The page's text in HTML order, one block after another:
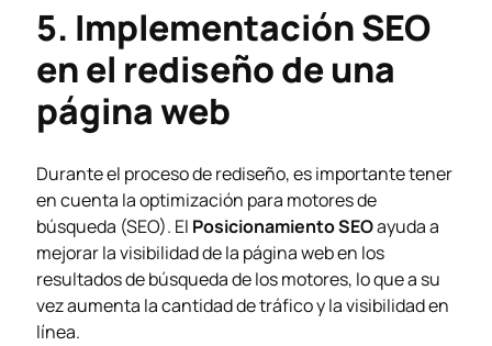
5. Implementación SEO
en el rediseño de una
página web
Durante el proceso de rediseño, es importante tener
en cuenta la optimización para motores de
búsqueda (SEO). El Posicionamiento SEOayuda a
mejorar la visibilidad de la página web en los
resultados de búsqueda de los motores, lo que a su
vez aumenta la cantidad de tráfico y la visibilidad en
línea.